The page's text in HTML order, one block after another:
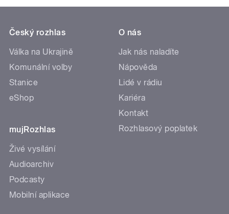
Český rozhlas
Válka na Ukrajině
Komunální volby
Stanice
eShop
mujRozhlas
Živé vysílání
Audioarchiv
Podcasty
Mobilní aplikace
O nás
Jak nás naladíte
Nápověda
Lidé v rádiu
Kariéra
Kontakt
Rozhlasový poplatek